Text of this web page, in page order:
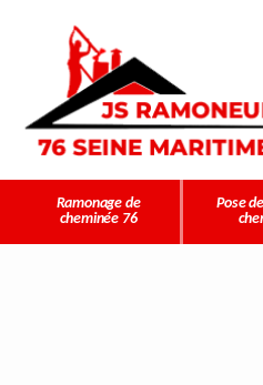
Ramonage de
cheminée 76
Pose